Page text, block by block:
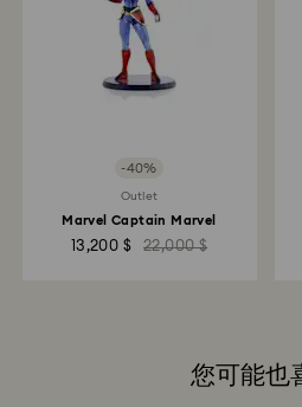
-40%
Outlet
Marvel Captain Marvel
13,200 $ 22,000 $
您可能也